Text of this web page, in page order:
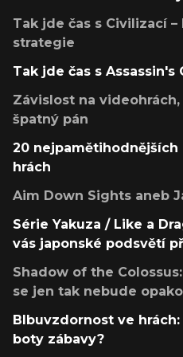
Tak jde čas s Civilizací
strategie
Tak jde čas s
Závislost na
špatný pán
20
hrách
Aim Down Sights aneb
Série Yakuza / Like a
vás japonské podsvětí
Shadow of the
se jen tak nebude
Blbuvzdornost ve
boty zábavy?